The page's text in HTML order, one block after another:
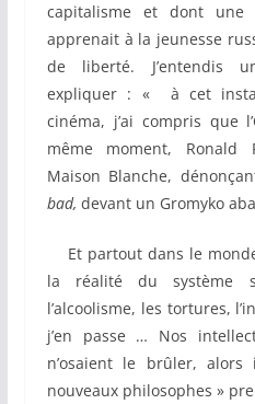
capitalisme et dont une
apprenait à la jeunesse
de liberté. J’entendis
expliquer : « à cet
cinéma, j’ai compris que
même moment, Ronald
Maison Blanche,
bad, devant un Gromyko
Et partout dans le
la réalité du système
l’alcoolisme, les tortures,
j’en passe … Nos
n’osaient le brûler,
nouveaux philosophes »